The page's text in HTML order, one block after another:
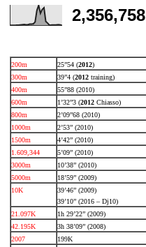
2,356,758
200m 25”54 (2012)
300m
39”4 (2012 training)
400m
55”88 (2010)
600m
1’32”3 (2012 Chiasso)
800m
2’09”68 (2010)
1000m
2’53” (2010)
1500m
4’42” (2010)
1.609,344
5’09” (2010)
3000m
10’38” (2010)
5000m
18’59” (2009)
10K
39’46” (2009)
39’10” (2016 – Dj10)
21.097K
1h 29’22” (2009)
42.195K
3h 38’09” (2008)
2007
199K